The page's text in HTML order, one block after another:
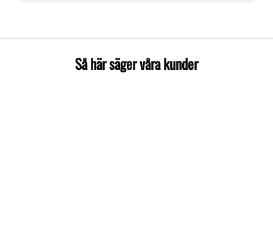
Så här säger våra kunder